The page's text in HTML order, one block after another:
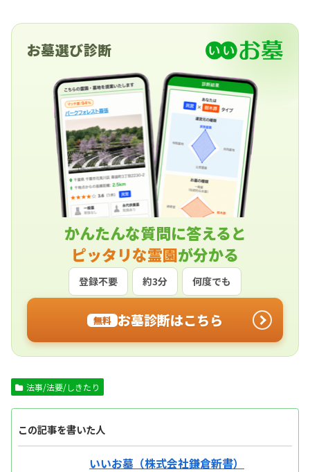
お墓選び診断
かんたんな質問に答えると
ピッタリな霊園が分かる
登録不要 約3分 何度でも
無料 お墓診断はこちら
法事/法要/しきたり
この記事を書いた人
いいお墓（株式会社鎌倉新書）